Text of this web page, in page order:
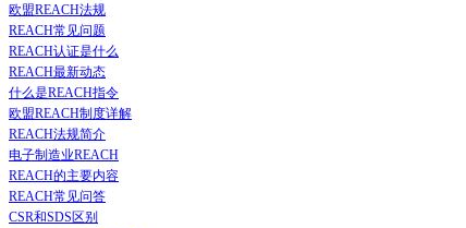
欧盟REACH法规
REACH常见问题
REACH认证是什么
REACH最新动态
什么是REACH指令
欧盟REACH制度详解
REACH法规简介
电子制造业REACH
REACH的主要内容
REACH常见问答
CSR和SDS区别